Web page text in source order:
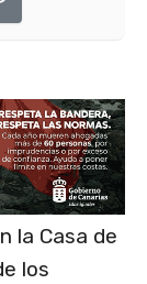
la Casa de
los